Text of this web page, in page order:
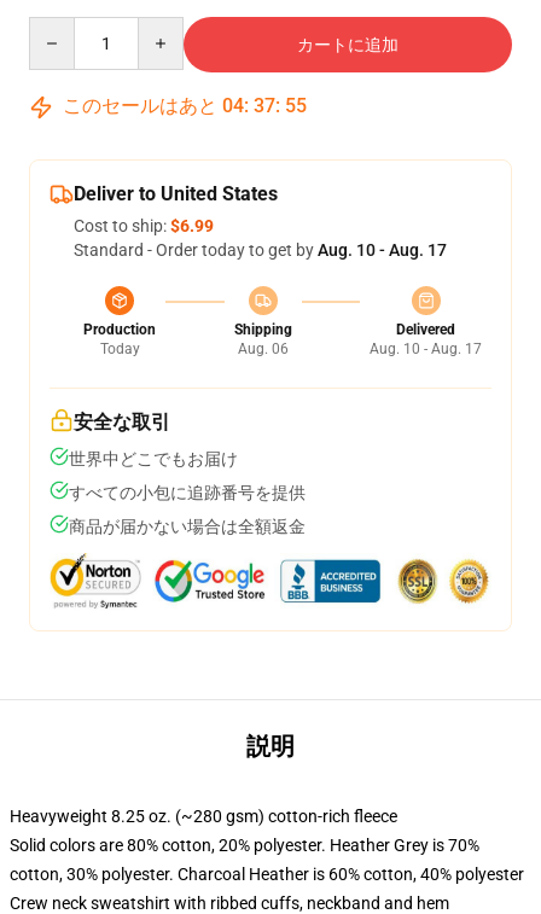
カートに追加
このセールはあと 04: 37: 54
Deliver to United States
Cost to ship:$6.99
Standard - Order today to get byAug. 10 - Aug. 17
Production
Today
Shipping
Aug. 06
Delivered
Aug. 10 - Aug. 17
安全な取引
世界中どこでもお届け
すべての小包に追跡番号を提供
商品が届かない場合は全額返金
説明
Heavyweight 8.25 oz. (~280 gsm) cotton-rich fleece
Solid colors are 80% cotton, 20% polyester. Heather Grey is 70%
cotton, 30% polyester. Charcoal Heather is 60% cotton, 40% polyester
Crew neck sweatshirt with ribbed cuffs, neckband and hem